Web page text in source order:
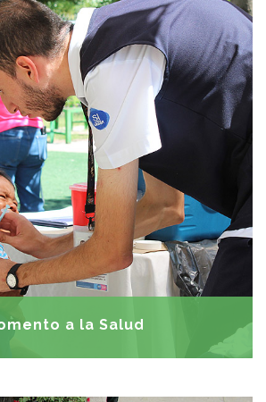
a la Salud
OBJETIVOS:
en el cual se atienda
de la salud de la comunidad.
serie de talleres y cursos para la
de enfermedades.
ACTIVIDADES:
• Atención médica
• Talleres para prevención de
Prevención de diabetes • Atención
psicoeducativa • Consultas
de psicología • Programa de
integral a la primer infancia DIPI